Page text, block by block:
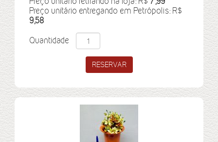
Preço unitário entregando em Petrópolis: R$
9,58
Quantidade